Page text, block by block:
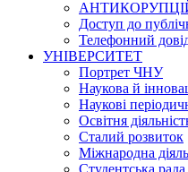
Доступ до
Телефонний
УНІВЕРСИТЕТ
Портрет ЧНУ
Наукова й
Наукові
Освітня
Сталий розвиток
Міжнародна
Студентська рада